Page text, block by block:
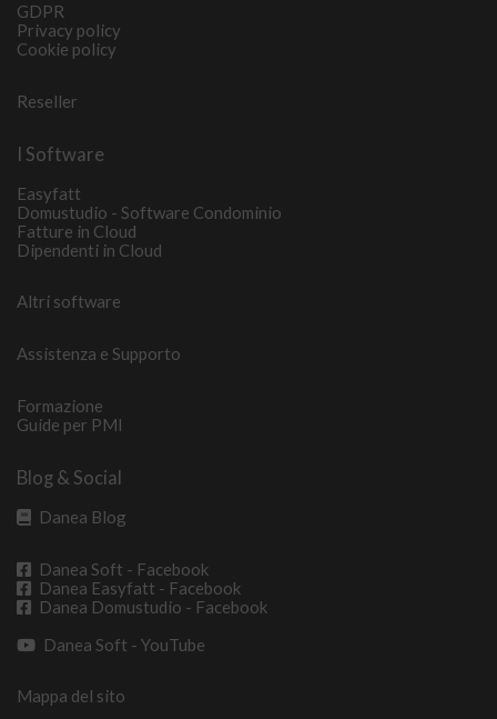
GDPR
Privacy policy
Cookie policy
Reseller
I Software
Easyfatt
Domustudio - Software Condominio
Fatture in Cloud
Dipendenti in Cloud
Altri software
Assistenza e Supporto
Formazione
Guide per PMI
Blog & Social
Danea Blog
Danea Soft - Facebook
Danea Easyfatt - Facebook
Danea Domustudio - Facebook
Danea Soft - YouTube
Mappa del sito